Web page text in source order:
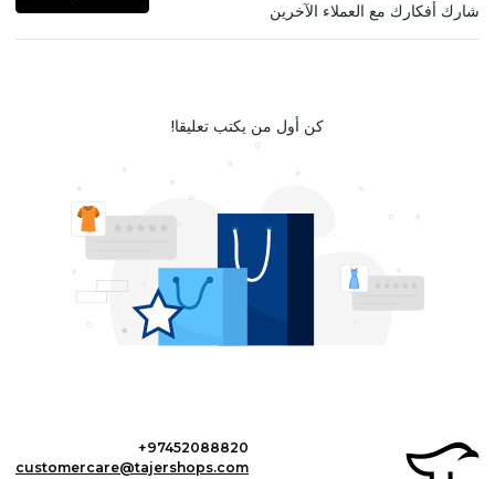
شارك أفكارك مع العملاء الآخرين
كن أول من يكتب تعليقا!
+97452088820
customercare@tajershops.com